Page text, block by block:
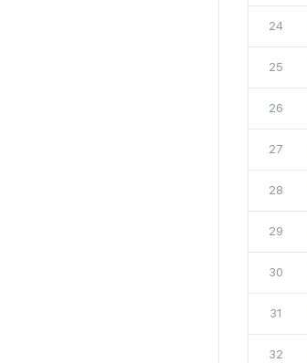
24
25
26
27
28
29
30
31
32